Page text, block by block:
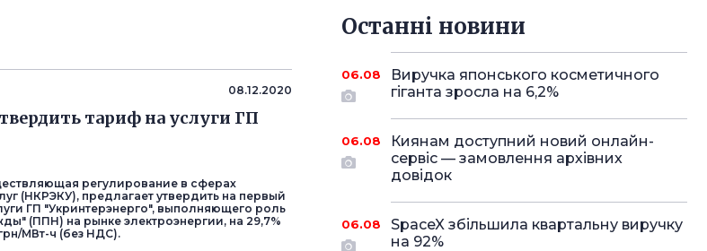
08.12.2020
тариф на услуги ГП
регулирование в сферах
(НКРЭКУ), предлагает утвердить на первый
ГП "Укринтерэнерго", выполняющего роль
(ППН) на рынке электроэнергии, на 29,7%
МВт-ч (без НДС).
Останнi новини
06.08
Виручка японського косметичного
гіганта зросла на 6,2%
06.08
Киянам доступний новий онлайн-
сервіс — замовлення архівних
довідок
06.08
SpaceX збільшила квартальну виручку
на 92%